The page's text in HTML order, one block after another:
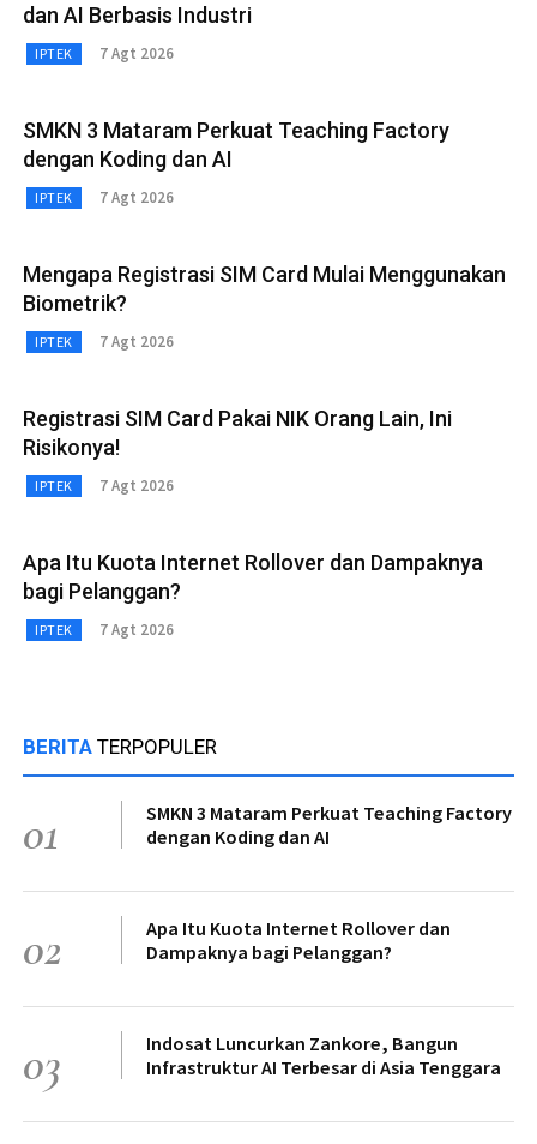
dan AI Berbasis Industri
IPTEK 7 Agt 2026
SMKN 3 Mataram Perkuat Teaching Factory
dengan Koding dan AI
IPTEK 7 Agt 2026
Mengapa Registrasi SIM Card Mulai Menggunakan
Biometrik?
IPTEK 7 Agt 2026
Registrasi SIM Card Pakai NIK Orang Lain, Ini
Risikonya!
IPTEK 7 Agt 2026
Apa Itu Kuota Internet Rollover dan Dampaknya
bagi Pelanggan?
IPTEK 7 Agt 2026
BERITA TERPOPULER
01
SMKN 3 Mataram Perkuat Teaching Factory
dengan Koding dan AI
02
Apa Itu Kuota Internet Rollover dan
Dampaknya bagi Pelanggan?
03
Indosat Luncurkan Zankore, Bangun
Infrastruktur AI Terbesar di Asia Tenggara